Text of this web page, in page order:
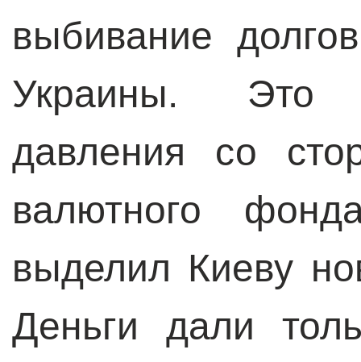
выбивание
Украины. Это
давления со
валютного
выделил Киеву
Деньги дали